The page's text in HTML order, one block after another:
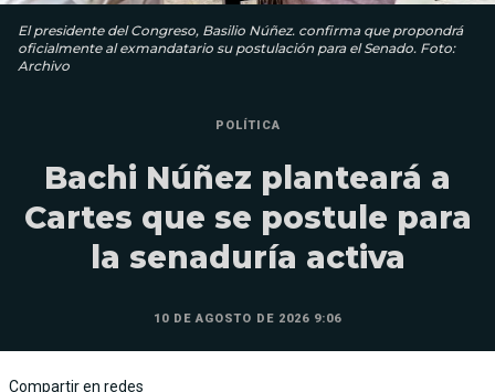
El presidente del Congreso, Basilio Núñez. confirma que propondrá
oficialmente al exmandatario su postulación para el Senado. Foto:
Archivo
POLÍTICA
Bachi Núñez planteará a
Cartes que se postule para
la senaduría activa
10 DE AGOSTO DE 2026 9:06
Compartir en redes